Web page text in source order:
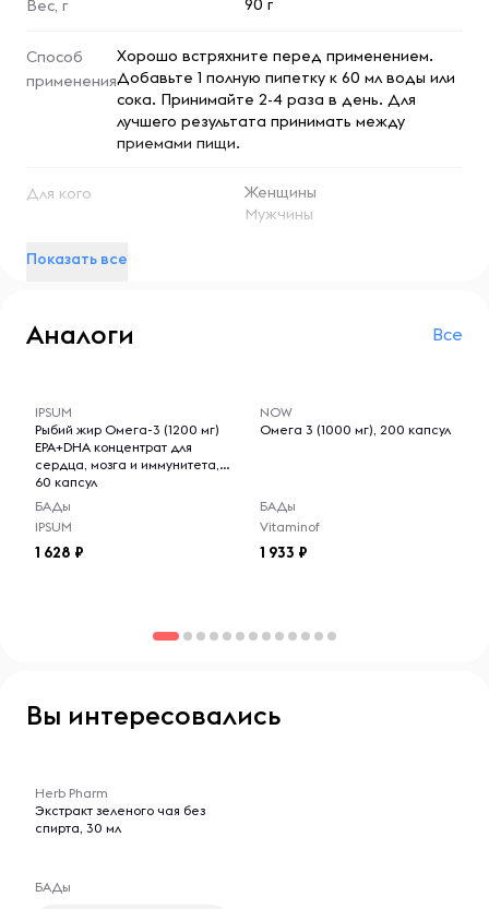
Соотношение сухой травы и растворяющего вещества:
Полная порция содержит менее 12 мг кофеина, что
Хранить в недоступном для детей месте.
Вес, г 90 г
Способ
применения
Хорошо встряхните перед применением.
Добавьте 1 полную пипетку к 60 мл воды или
сока. Принимайте 2-4 раза в день. Для
лучшего результата принимать между
приемами пищи.
Для кого
Женщины
Мужчины
Тип БАДов
Показать все
Аналоги Все
IPSUM
Рыбий жир Омега-3 (1200 мг)
EPA+DHA концентрат для
сердца, мозга и иммунитета,
60 капсул
БАДы
IPSUM
1 628
NOW
Омега 3 (1000 мг), 200 капсул
БАДы
Vitaminof
1 933
Вы интересовались
Herb Pharm
Экстракт зеленого чая без
спирта, 30 мл
БАДы